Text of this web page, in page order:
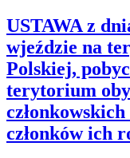
USTAWA z
wjeździe na
Polskiej,
terytorium
członków ich